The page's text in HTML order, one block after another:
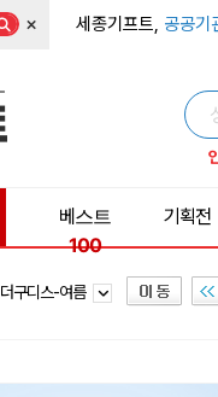
× 세종기프트, 공공기
베스트
100
기획전
더구디스-여름